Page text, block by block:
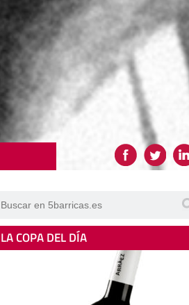
LA COPA DEL DÍA